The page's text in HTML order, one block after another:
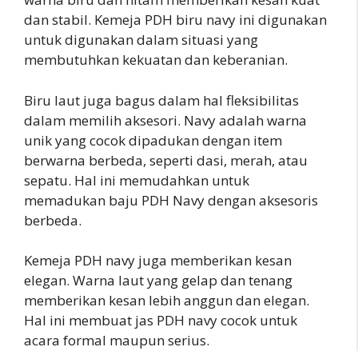
dan stabil. Kemeja PDH biru navy ini digunakan
untuk digunakan dalam situasi yang
membutuhkan kekuatan dan keberanian.
Biru laut juga bagus dalam hal fleksibilitas
dalam memilih aksesori. Navy adalah warna
unik yang cocok dipadukan dengan item
berwarna berbeda, seperti dasi, merah, atau
sepatu. Hal ini memudahkan untuk
memadukan baju PDH Navy dengan aksesoris
berbeda.
Kemeja PDH navy juga memberikan kesan
elegan. Warna laut yang gelap dan tenang
memberikan kesan lebih anggun dan elegan.
Hal ini membuat jas PDH navy cocok untuk
acara formal maupun serius.